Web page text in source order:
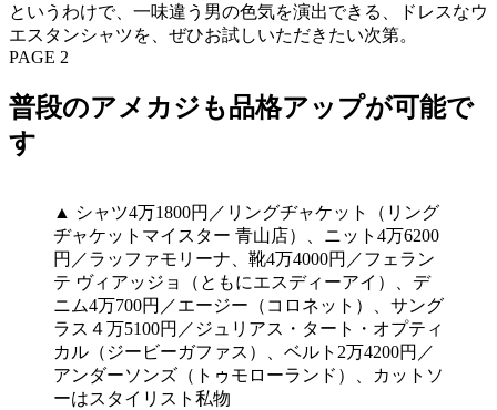
というわけで、一味違う男の色気を演出できる、ドレスなウ
エスタンシャツを、ぜひお試しいただきたい次第。
PAGE 2
普段のアメカジも品格アップが可能で
す
▲ シャツ4万1800円／リングヂャケット（リング
ヂャケットマイスター 青山店）、ニット4万6200
円／ラッファモリーナ、靴4万4000円／フェラン
テ ヴィアッジョ（ともにエスディーアイ）、デ
ニム4万700円／エージー（コロネット）、サング
ラス４万5100円／ジュリアス・タート・オプティ
カル（ジービーガファス）、ベルト2万4200円／
アンダーソンズ（トゥモローランド）、カットソ
ーはスタイリスト私物